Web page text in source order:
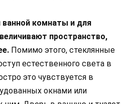
ванной комнаты и для
пространство,
Помимо этого, стеклянные
естественного света в
это чувствуется в
окнами или